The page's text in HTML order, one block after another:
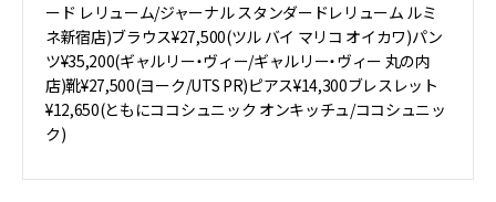
ード レリューム/ジャーナル スタンダードレリューム ルミ
ネ新宿店)ブラウス¥27,500(ツル バイ マリコ オイカワ)パン
ツ¥35,200(ギャルリー・ヴィー/ギャルリー・ヴィー 丸の内
店)靴¥27,500(ヨーク/UTS PR)ピアス¥14,300ブレスレット
¥12,650(ともにココシュニック オンキッチュ/ココシュニッ
ク)